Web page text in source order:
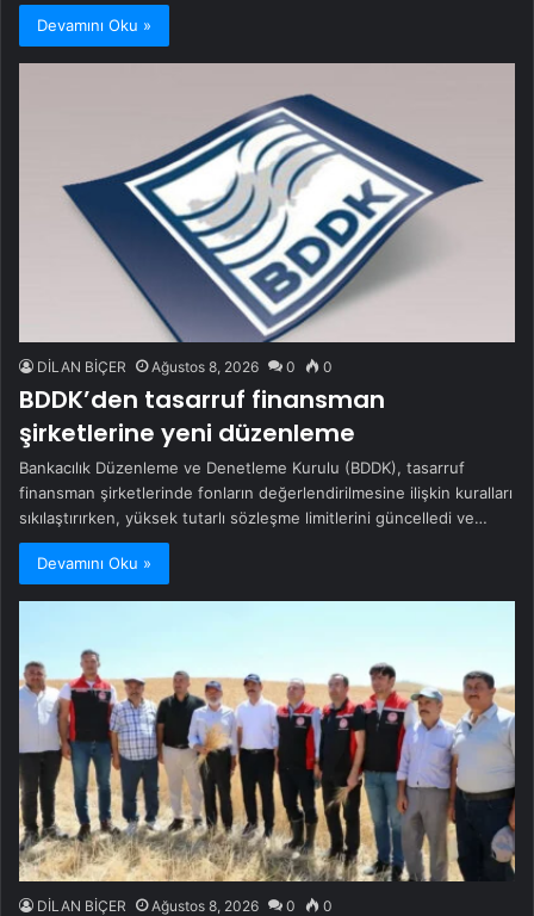
Devamını Oku »
DİLAN BİÇER Ağustos 8, 2026 0 0
BDDK’den tasarruf finansman
şirketlerine yeni düzenleme
Bankacılık Düzenleme ve Denetleme Kurulu (BDDK), tasarruf
finansman şirketlerinde fonların değerlendirilmesine ilişkin kuralları
sıkılaştırırken, yüksek tutarlı sözleşme limitlerini güncelledi ve…
Devamını Oku »
DİLAN BİÇER Ağustos 8, 2026 0 0